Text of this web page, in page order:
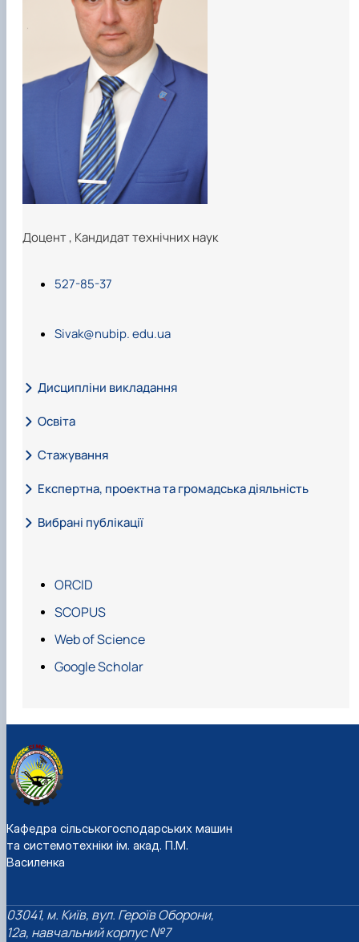
Карлаш Олександр Петрович
Гаркуша Наталія Миколаївна
Кіру Валентина Василівна
Ямков Олександр Володимирович
Білоконь Ольга Борисівна
Тихий Олександр Іванович
527-85-37
Sivak@nubip. edu.ua
ORCID
SCOPUS
Web of Science
Google Scholar
Доцент, Кандидат технічних наук
Дисципліни викладання
Проводить лекційні та лабораторні заняття з дисципліни:
«Сільськогосподарські машини».
Освіта
2000-2003 рр. – аспірант Національного аграрного
університету.
Стажування
Експертна, проектна та громадська діяльність
2001-2009 рр. – комендант гуртожитку №5 Національного
землеробство» Національного аграрного університету,
2007-2008 рр. – головний інженер Національного
аграрного університету, 2008-2012 рр. – асистент, ст.
викл., доцент кафедри конструювання машин НУБіП
України, 2012-2015 рр. – доцент кафедри будівництва
НУБіП України, З 2016 р. – працює на посаді доцента
У 2015 - 2023 р.р. виконував обов’язки заступника декана
з навчальної та виховної роботи механіко-технологічного
факультету. З 2017 року – член проєктних груп з розробки
освітньо-професійних програм «Агроінженерія»
здобувачів першого і другого рівнів вищої освіти та
освітньо-наукової програми «Агроінженерія» здобувачів
другого рівня вищої освіти. З 2020 року – гарант освітньо-
професійної програми «Агроінженерія» здобувачів
факультету та член навчально-методичної ради НУБіП
України. З 2024 року – член навчально-методичної комісії
Вибрані публікації
Кафедра сільськогосподарських машин
та системотехніки ім. акад. П.М.
Василенка
03041, м. Київ, вул. Героїв Оборони,
12а, навчальний корпус №7